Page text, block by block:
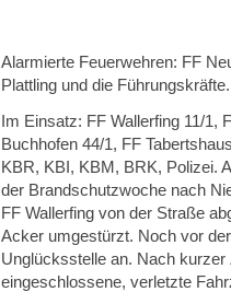
Alarmierte Feuerwehren: FF
Plattling und die Führungskräfte.
Im Einsatz: FF Wallerfing 11/1,
Buchhofen 44/1, FF
KBR, KBI, KBM, BRK, Polizei.
der Brandschutzwoche nach
FF Wallerfing von der Straße
Acker umgestürzt. Noch vor
Unglücksstelle an. Nach
eingeschlossene, verletzte